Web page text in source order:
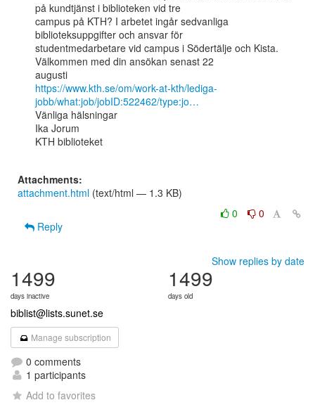
på kundtjänst i biblioteken vid tre
campus på KTH? I arbetet ingår sedvanliga
biblioteksuppgifter och ansvar för
studentmedarbetare vid campus i Södertälje och Kista.
Välkommen med din ansökan senast 22
https://www.kth.se/om/work-at-kth/lediga-
jobb/what:job/jobID:522462/type:jo…
Vänliga hälsningar
Ika Jorum
KTH biblioteket
Attachments:
attachment.html (text/html — 1.3 KB)
0
0
Reply
Show replies by date
1499
days inactive
1499
days old
biblist@lists.sunet.se
Manage subscription
0 comments
1 participants
Add to favorites